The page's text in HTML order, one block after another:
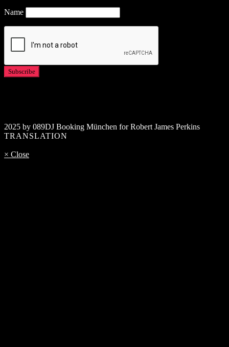
Name
2025 by 089DJ Booking München for Robert James Perkins
TRANSLATION
× Close